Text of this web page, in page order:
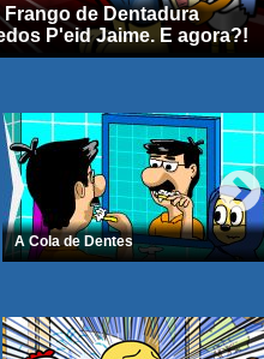
Frango de Dentadura
P'eid Jaime. E agora?!
A Cola de Dentes